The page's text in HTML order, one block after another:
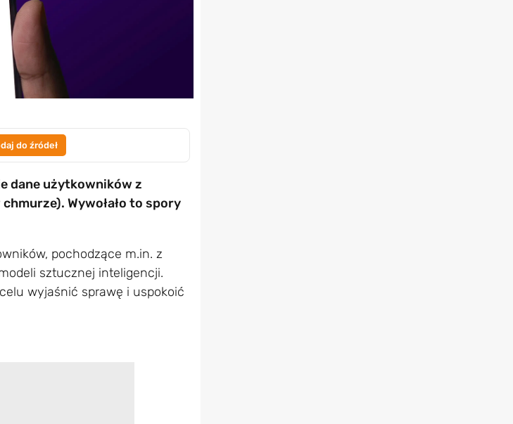
do źródeł
dane użytkowników z
Wywołało to spory
pochodzące m.in. z
sztucznej inteligencji.
wyjaśnić sprawę i uspokoić